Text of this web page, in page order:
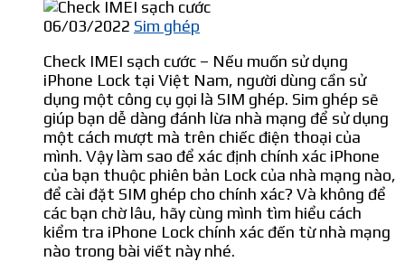
06/03/2022 Sim ghép
Check IMEI sạch cước – Nếu muốn sử dụng
iPhone Lock tại Việt Nam, người dùng cần sử
dụng một công cụ gọi là SIM ghép. Sim ghép sẽ
giúp bạn dễ dàng đánh lừa nhà mạng để sử dụng
một cách mượt mà trên chiếc điện thoại của
mình. Vậy làm sao để xác định chính xác iPhone
của bạn thuộc phiên bản Lock của nhà mạng nào,
để cài đặt SIM ghép cho chính xác? Và không để
các bạn chờ lâu, hãy cùng mình tìm hiểu cách
kiểm tra iPhone Lock chính xác đến từ nhà mạng
nào trong bài viết này nhé.